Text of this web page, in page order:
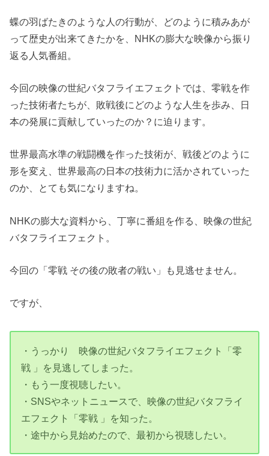
蝶の羽ばたきのような人の行動が、どのように積みあが
って歴史が出来てきたかを、NHKの膨大な映像から振り
返る人気番組。
今回の映像の世紀バタフライエフェクトでは、零戦を作
った技術者たちが、敗戦後にどのような人生を歩み、日
本の発展に貢献していったのか？に迫ります。
世界最高水準の戦闘機を作った技術が、戦後どのように
形を変え、世界最高の日本の技術力に活かされていった
のか、とても気になりますね。
NHKの膨大な資料から、丁寧に番組を作る、映像の世紀
バタフライエフェクト。
今回の「零戦 その後の敗者の戦い」も見逃せません。
ですが、
・うっかり 映像の世紀バタフライエフェクト「零
戦 」を見逃してしまった。
・もう一度視聴したい。
・SNSやネットニュースで、映像の世紀バタフライ
エフェクト「零戦 」を知った。
・途中から見始めたので、最初から視聴したい。